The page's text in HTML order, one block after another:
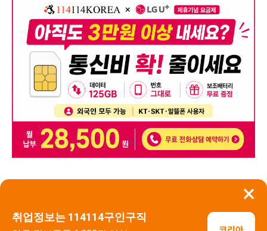
×
취업정보는 114114구인구직